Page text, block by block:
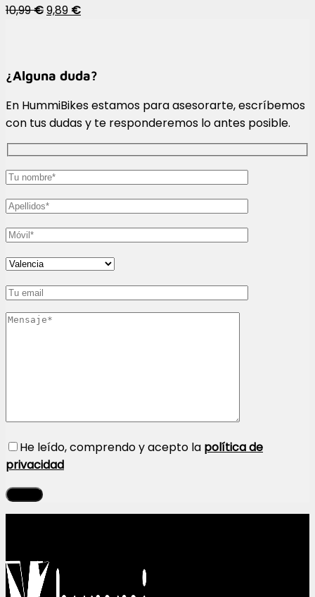
10,99€9,89 €
¿Alguna duda?
En HummiBikes estamos para asesorarte, escríbemos
con tus dudas y te responderemos lo antes posible.
He leído, comprendo y acepto la política de
privacidad